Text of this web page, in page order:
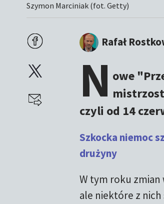
Szymon Marciniak (fot. Getty)
Rafał
N owe
czyli od 14
Szkocka niemoc
drużyny
W tym roku
ale niektóre z